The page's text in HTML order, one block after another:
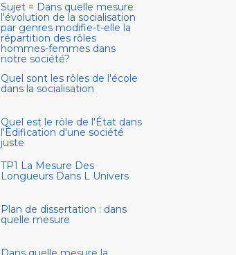
Sujet = Dans quelle mesure
l'évolution de la socialisation
par genres modifie-t-elle la
répartition des rôles
hommes-femmes dans
notre société?
Quel sont les rôles de l'école
dans la socialisation
Quel est le rôle de l'État dans
l'Édification d'une société
juste
TP1 La Mesure Des
Longueurs Dans L Univers
Plan de dissertation : dans
quelle mesure